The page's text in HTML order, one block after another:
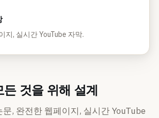
지, 실시간 YouTube 자막.
것을 위해 설계
, 완전한 웹페이지, 실시간 YouTube